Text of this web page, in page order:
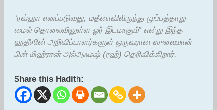
“ரவ்ஹா எனப்படுவது, மதீனாவிலிருந்து முப்பத்தாறு
மைல் தொலைவிலுள்ள ஓர் இடமாகும்” என்று இந்த
ஹதீஸின் அறிவிப்பாளர்களுள் ஒருவரான ஸுலைமான்
பின் மிஹ்ரான் அல்அஃமஷ் (ரஹ்) தெரிவிக்கிறார்.
Share this Hadith: